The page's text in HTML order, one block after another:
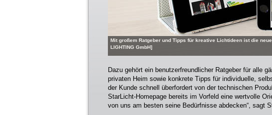
Mit großem Ratgeber und Tipps für kreative Lichtideen ist die
LIGHTING GmbH]
Dazu gehört ein benutzerfreundlicher Ratgeber für alle
privaten Heim sowie konkrete Tipps für individuelle,
der Kunde schnell überfordert von der technischen
StarLicht-Homepage bereits im Vorfeld eine wertvolle
von uns am besten seine Bedürfnisse abdecken“, sagt